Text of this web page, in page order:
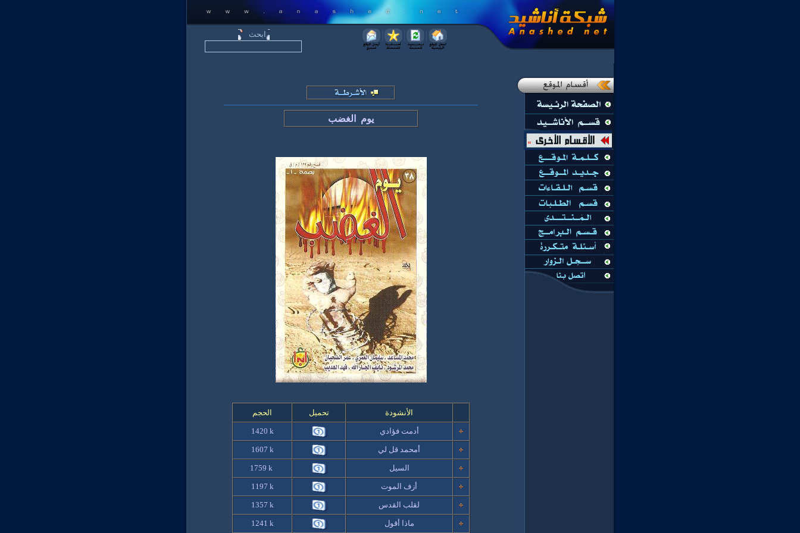
يوم الغضب
الحجم تحميل الأنشودة
1420 k أدمت فؤادي
1607 k أمحمد قل لي
1759 k السيل
1197 k أزف الموت
1357 k لقلب القدس
1241 k ماذا أقول